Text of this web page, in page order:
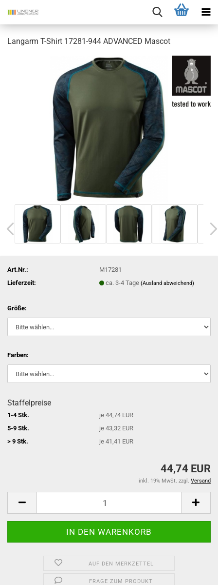
Langarm T-Shirt 17281-944 ADVANCED Mascot
Art.Nr.:
M17281
Lieferzeit:
ca. 3-4 Tage(Ausland abweichend)
Größe:
Farben:
Staffelpreise
1-4 Stk.
je 44,74 EUR
5-9 Stk.
je 43,32 EUR
> 9 Stk.
je 41,41 EUR
44,74 EUR
inkl. 19% MwSt. zzgl. Versand
AUF DEN MERKZETTEL
FRAGE ZUM PRODUKT